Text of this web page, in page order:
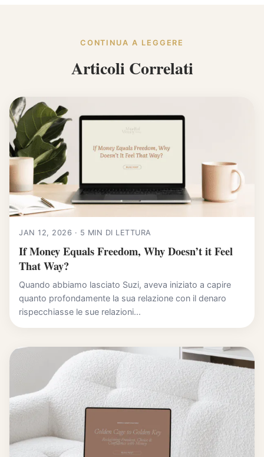
CONTINUA A LEGGERE
Articoli Correlati
JAN 12, 2026 · 5 MIN DI LETTURA
If Money Equals Freedom, Why Doesn’t it Feel
That Way?
Quando abbiamo lasciato Suzi, aveva iniziato a capire
quanto profondamente la sua relazione con il denaro
rispecchiasse le sue relazioni...